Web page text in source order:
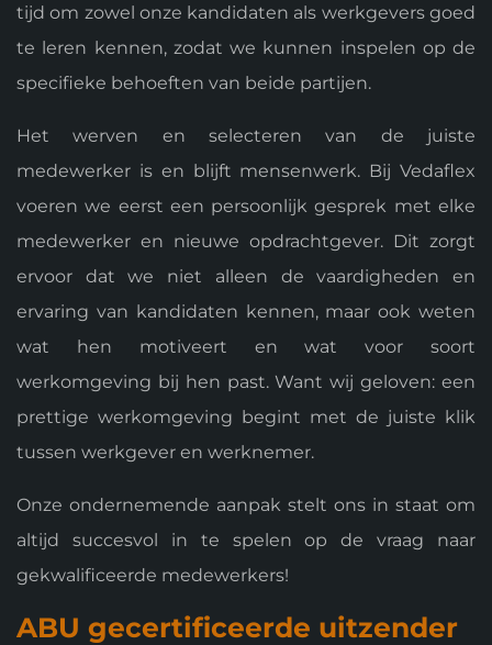
tijd om zowel onze kandidaten als werkgevers goed
te leren kennen, zodat we kunnen inspelen op de
specifieke behoeften van beide partijen.
Het werven en selecteren van de juiste
medewerker is en blijft mensenwerk. Bij Vedaflex
voeren we eerst een persoonlijk gesprek met elke
medewerker en nieuwe opdrachtgever. Dit zorgt
ervoor dat we niet alleen de vaardigheden en
ervaring van kandidaten kennen, maar ook weten
wat hen motiveert en wat voor soort
werkomgeving bij hen past. Want wij geloven: een
prettige werkomgeving begint met de juiste klik
tussen werkgever en werknemer.
Onze ondernemende aanpak stelt ons in staat om
altijd succesvol in te spelen op de vraag naar
gekwalificeerde medewerkers!
ABU gecertificeerde uitzender